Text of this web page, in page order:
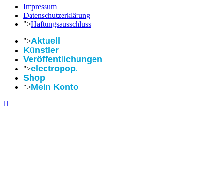
Impressum
Datenschutzerklärung
">Haftungsausschluss
">Aktuell
Künstler
Veröffentlichungen
">electropop.
Shop
">Mein Konto